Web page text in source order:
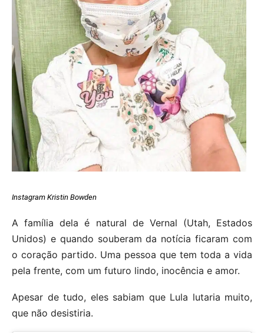
Instagram Kristin Bowden
A família dela é natural de Vernal (Utah, Estados
Unidos) e quando souberam da notícia ficaram com
o coração partido. Uma pessoa que tem toda a vida
pela frente, com um futuro lindo, inocência e amor.
Apesar de tudo, eles sabiam que Lula lutaria muito,
que não desistiria.